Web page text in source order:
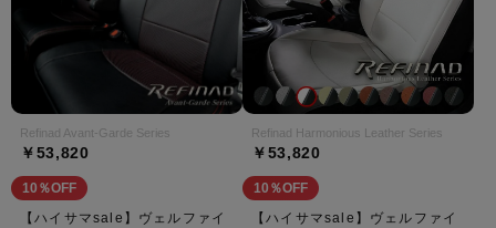
Refinad Avant-Garde Series
￥53,820
10％OFF
【ハイサマsale】ヴェルファイ
Refinad Harmonious Leather Series
￥53,820
10％OFF
【ハイサマsale】ヴェルファイ